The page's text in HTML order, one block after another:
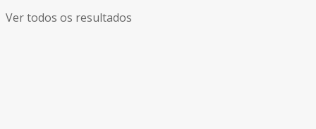
Ver todos os resultados